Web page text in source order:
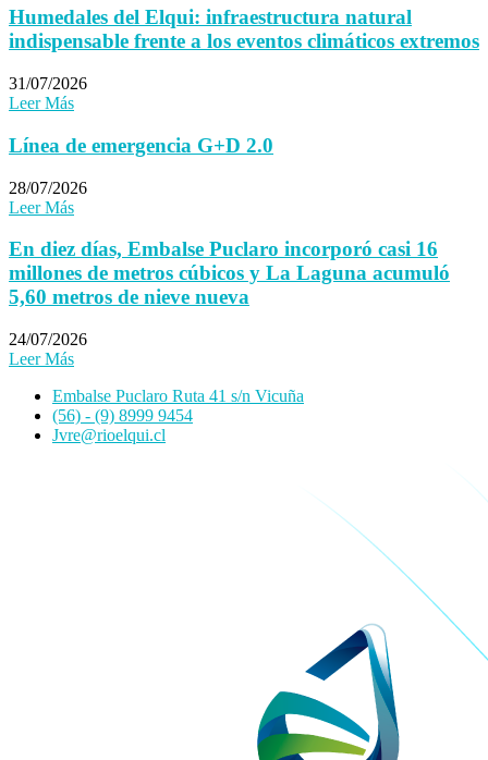
Humedales del Elqui: infraestructura natural
indispensable frente a los eventos climáticos extremos
31/07/2026
Leer Más
Línea de emergencia G+D 2.0
28/07/2026
Leer Más
En diez días, Embalse Puclaro incorporó casi 16
millones de metros cúbicos y La Laguna acumuló
5,60 metros de nieve nueva
24/07/2026
Leer Más
Embalse Puclaro Ruta 41 s/n Vicuña
(56) - (9) 8999 9454
Jvre@rioelqui.cl